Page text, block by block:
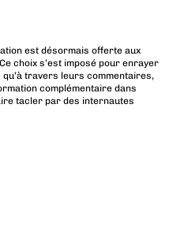
est désormais offerte aux
choix s’est imposé pour enrayer
travers leurs commentaires,
complémentaire dans
tacler par des internautes